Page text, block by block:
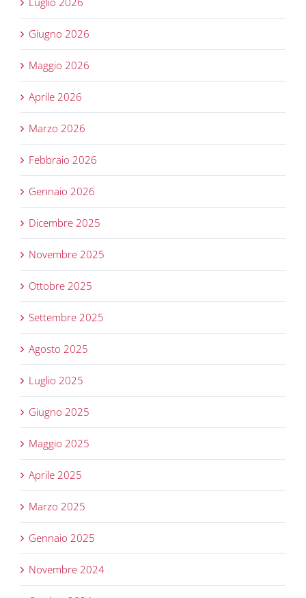
Giugno 2026
Maggio 2026
Aprile 2026
Marzo 2026
Febbraio 2026
Gennaio 2026
Dicembre 2025
Novembre 2025
Ottobre 2025
Settembre 2025
Agosto 2025
Luglio 2025
Giugno 2025
Maggio 2025
Aprile 2025
Marzo 2025
Gennaio 2025
Novembre 2024